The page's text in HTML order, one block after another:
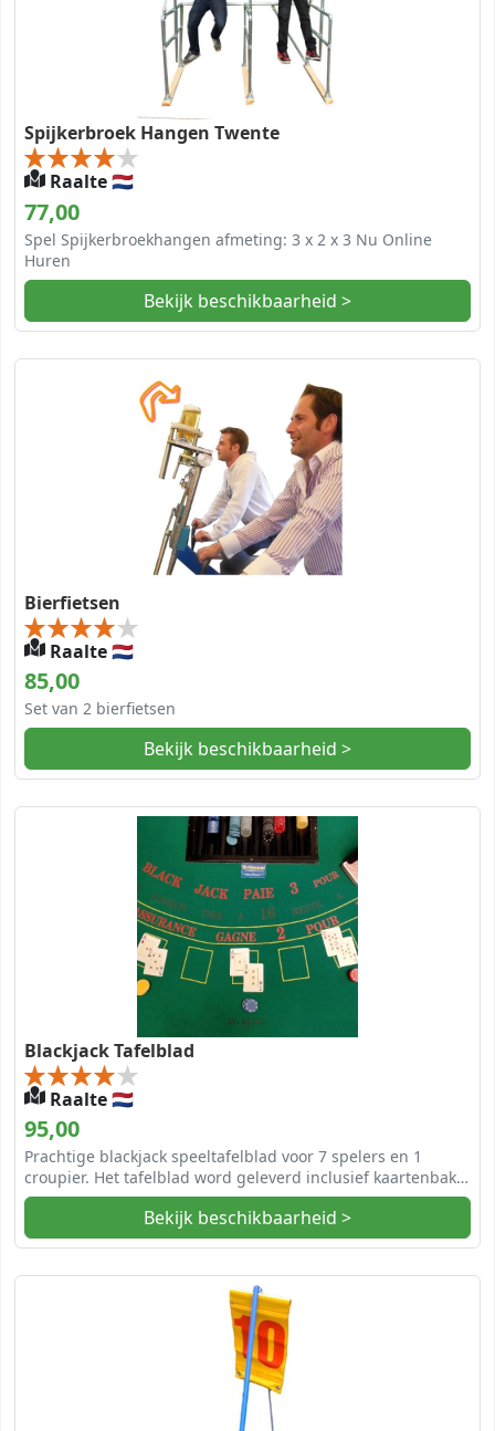
Spijkerbroek Hangen Twente
Raalte 🇳🇱
77,00
Spel Spijkerbroekhangen afmeting: 3 x 2 x 3 Nu Online
Huren
Bekijk beschikbaarheid >
Bierfietsen
Raalte 🇳🇱
85,00
Set van 2 bierfietsen
Bekijk beschikbaarheid >
Blackjack Tafelblad
Raalte 🇳🇱
95,00
Prachtige blackjack speeltafelblad voor 7 spelers en 1
croupier. Het tafelblad word geleverd inclusief kaartenbak
houder, kaarten en fiches.
Bekijk beschikbaarheid >